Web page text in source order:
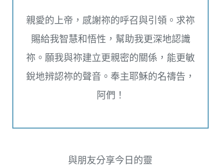
親愛的上帝，感謝祢的呼召與引領。求祢
賜給我智慧和悟性，幫助我更深地認識
祢。願我與祢建立更親密的關係，能更敏
銳地辨認祢的聲音。奉主耶穌的名禱告，
阿們！
與朋友分享今日的靈